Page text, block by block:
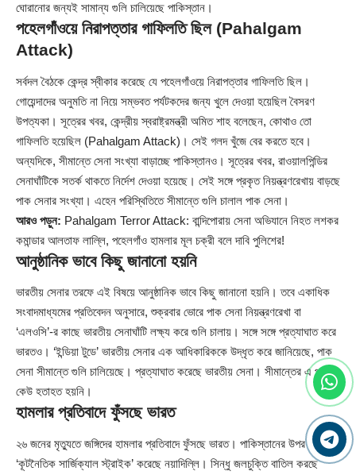
ঘোরানোর জন্যই সামান্য গুলি চালিয়েছে পাকিস্তান।
পহেলগাঁওয়ে নিরাপত্তার গাফিলতি ছিল (Pahalgam
Attack)
সর্বদল বৈঠকে কেন্দ্র স্বীকার করেছে যে পহেলগাঁওয়ে নিরাপত্তার গাফিলতি ছিল।
গোয়েন্দাদের অনুমতি না নিয়ে সম্ভবত পর্যটকদের জন্য খুলে দেওয়া হয়েছিল বৈসরণ
উপত্যকা। সূত্রের খবর, কেন্দ্রীয় স্বরাষ্ট্রমন্ত্রী অমিত শাহ বলেছেন, কোথাও তো
গাফিলতি হয়েছিল (Pahalgam Attack)। সেই গলদ খুঁজে বের করতে হবে।
অন্যদিকে, সীমান্তে সেনা সংখ্যা বাড়াচ্ছে পাকিস্তানও। সূত্রের খবর, রাওয়ালপিন্ডির
সেনাঘাঁটিকে সতর্ক থাকতে নির্দেশ দেওয়া হয়েছে। সেই সঙ্গে প্রকৃত নিয়ন্ত্রণরেখায় বাড়ছে
পাক সেনার সংখ্যা। এহেন পরিস্থিতিতে সীমান্তে গুলি চালাল পাক সেনা।
আরও পড়ুন: Pahalgam Terror Attack: বান্দিপোরায় সেনা অভিযানে নিহত লশকর
কমান্ডার আলতাফ লাল্লি, পহেলগাঁও হামলার মূল চক্রী বলে দাবি পুলিশের!
আনুষ্ঠানিক ভাবে কিছু জানানো হয়নি
ভারতীয় সেনার তরফে এই বিষয়ে আনুষ্ঠানিক ভাবে কিছু জানানো হয়নি। তবে একাধিক
সংবাদমাধ্যমের প্রতিবেদন অনুসারে, শুক্রবার ভোরে পাক সেনা নিয়ন্ত্রণরেখা বা
‘এলওসি’-র কাছে ভারতীয় সেনাঘাঁটি লক্ষ্য করে গুলি চালায়। সঙ্গে সঙ্গে প্রত্যাঘাত করে
ভারতও। ‘ইন্ডিয়া টুডে’ ভারতীয় সেনার এক আধিকারিককে উদ্ধৃত করে জানিয়েছে, পাক
সেনা সীমান্তে গুলি চালিয়েছে। প্রত্যাঘাত করেছে ভারতীয় সেনা। সীমান্তের এ পারে
কেউ হতাহত হয়নি।
হামলার প্রতিবাদে ফুঁসছে ভারত
২৬ জনের মৃত্যুতে জঙ্গিদের হামলার প্রতিবাদে ফুঁসছে ভারত। পাকিস্তানের উপর
‘কূটনৈতিক সার্জিক্যাল স্ট্রাইক’ করেছে নয়াদিল্লি। সিন্ধু জলচুক্তি বাতিল করছে